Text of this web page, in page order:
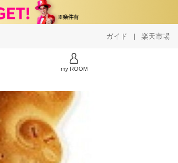
ガイド | 楽天市場
my ROOM